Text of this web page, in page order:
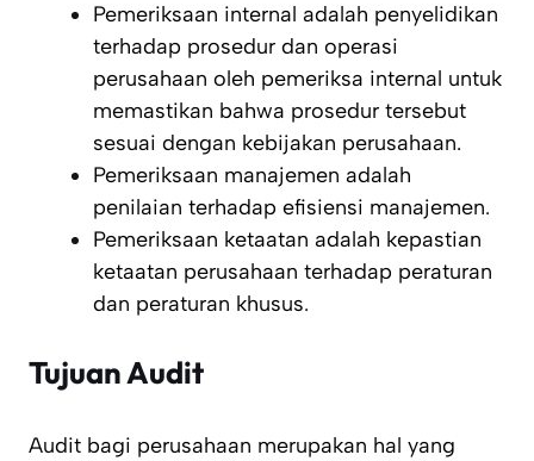
Pemeriksaan internal adalah penyelidikan
terhadap prosedur dan operasi
perusahaan oleh pemeriksa internal untuk
memastikan bahwa prosedur tersebut
sesuai dengan kebijakan perusahaan.
Pemeriksaan manajemen adalah
penilaian terhadap efisiensi manajemen.
Pemeriksaan ketaatan adalah kepastian
ketaatan perusahaan terhadap peraturan
dan peraturan khusus.
Tujuan Audit
Audit bagi perusahaan merupakan hal yang